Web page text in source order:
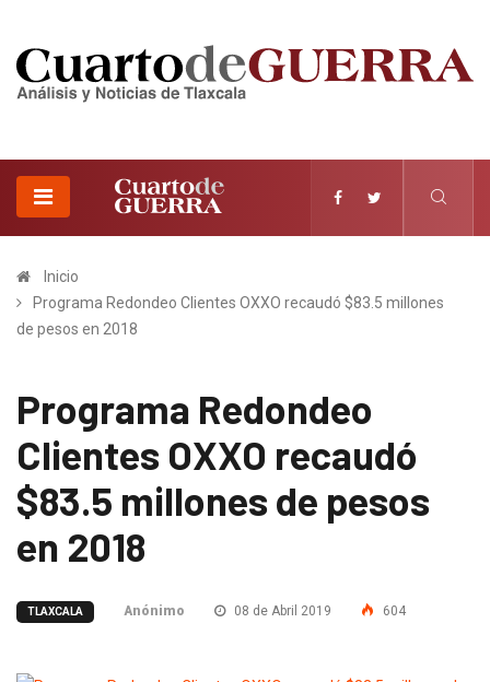
Inicio
Programa Redondeo Clientes OXXO recaudó $83.5 millones
de pesos en 2018
Programa Redondeo
Clientes OXXO recaudó
$83.5 millones de pesos
en 2018
TLAXCALA Anónimo 08 de Abril 2019 604